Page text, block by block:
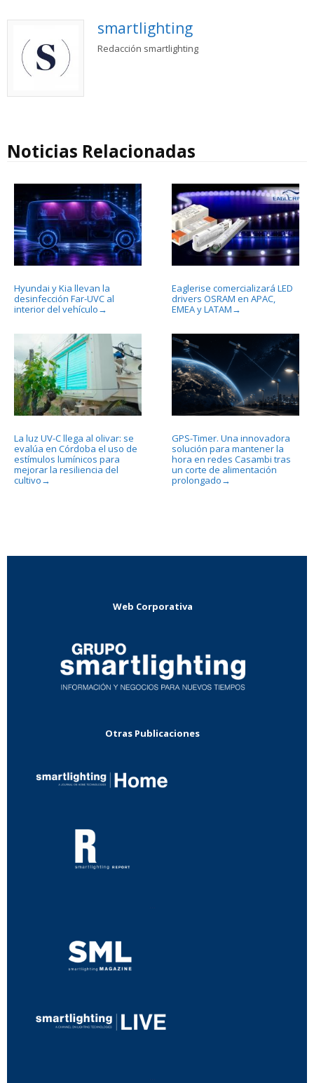
smartlighting
Redacción smartlighting
Noticias Relacionadas
Hyundai y Kia llevan la
desinfección Far-UVC al
interior del vehículo →
Eaglerise comercializará LED
drivers OSRAM en APAC,
EMEA y LATAM →
La luz UV-C llega al olivar: se
evalúa en Córdoba el uso de
estímulos lumínicos para
mejorar la resiliencia del
cultivo →
GPS-Timer. Una innovadora
solución para mantener la
hora en redes Casambi tras
un corte de alimentación
prolongado →
Web Corporativa
Otras Publicaciones